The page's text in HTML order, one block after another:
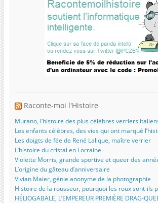
Raconte-moi l'Histoire
Murano, l’histoire des plus célèbres verriers
Les enfants célèbres, des vies qui ont marqué
Les doigts de fée de René Lalique, maître verrier
L’histoire du cristal en Lorraine
Violette Morris, grande sportive et queer des
L’origine du gâteau d’anniversaire
Vivian Maier, génie anonyme de la photographie
Histoire de la rousseur, pourquoi les roux sont-ils
HÉLIOGABALE, L’EMPEREUR PREMIÈRE DRAG-